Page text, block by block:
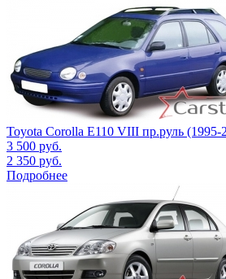
Toyota Corolla E110 VIII пр.руль (1995-
3 500 руб.
2 350 руб.
Подробнее